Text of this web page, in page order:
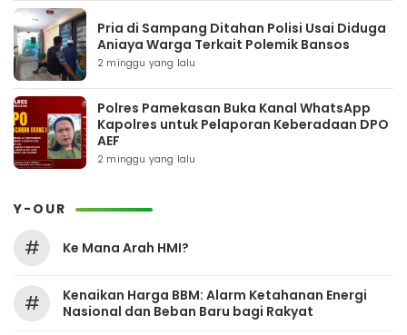
Pria di Sampang Ditahan Polisi Usai Diduga
Aniaya Warga Terkait Polemik Bansos
2 minggu yang lalu
Polres Pamekasan Buka Kanal WhatsApp
Kapolres untuk Pelaporan Keberadaan DPO
AEF
2 minggu yang lalu
Y-OUR
# Ke Mana Arah HMI?
#
Kenaikan Harga BBM: Alarm Ketahanan Energi
Nasional dan Beban Baru bagi Rakyat